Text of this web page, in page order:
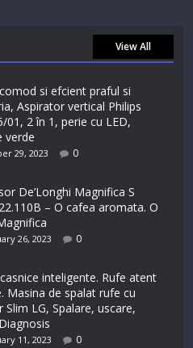
View All
si efcient praful si
Aspirator vertical Philips
01, 2 în 1, perie cu LED,
verde
29, 2023 0
De’Longhi Magnifica S
– O cafea aromata. O
26, 2023 0
inteligente. Rufe atent
Masina de spalat rufe cu
Slim LG, Spalare, uscare,
11, 2023 0